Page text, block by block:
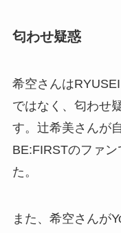
匂わせ疑惑
希空さんは
ではなく、匂わせ
す。辻希美さんが
BE:FIRSTのファ
た。
また、希空さんが